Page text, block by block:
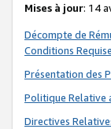
Mises à jour: 14
Décompte de
Conditions
Présentation des
Politique Relative
Directives